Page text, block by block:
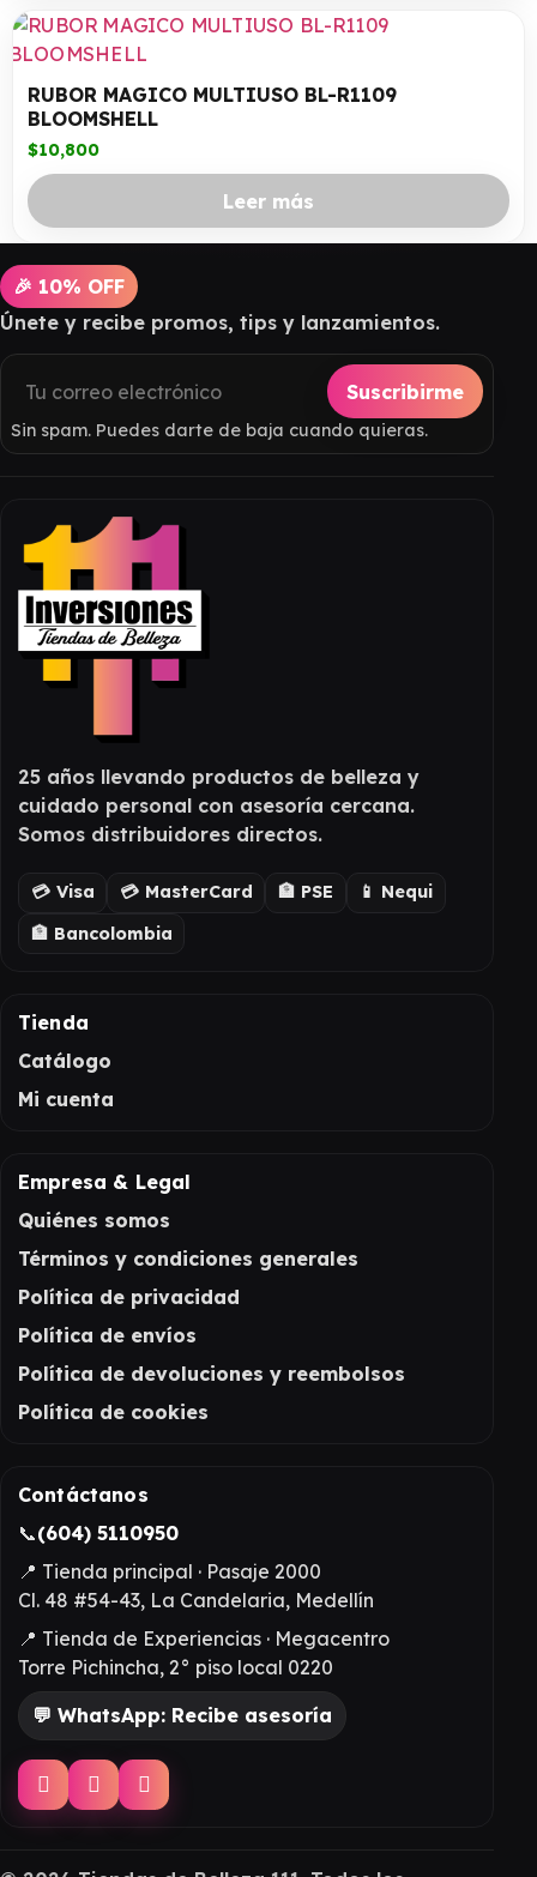
RUBOR MAGICO MULTIUSO BL-R1109
BLOOMSHELL
$10,800
Leer más
🎉 10% OFF
Únete y recibe promos, tips y lanzamientos.
Suscribirme
Sin spam. Puedes darte de baja cuando quieras.
25 años llevando productos de belleza y
cuidado personal con asesoría cercana.
Somos distribuidores directos.
💳 Visa 💳 MasterCard 🏦 PSE
📱 Nequi
🏦 Bancolombia
Tienda
Catálogo
Mi cuenta
Empresa & Legal
Quiénes somos
Términos y condiciones generales
Política de privacidad
Política de envíos
Política de devoluciones y reembolsos
Política de cookies
Contáctanos
📞(604) 5110950
📍 Tienda principal · Pasaje 2000
Cl. 48 #54-43, La Candelaria, Medellín
📍 Tienda de Experiencias · Megacentro
Torre Pichincha, 2° piso local 0220
💬 WhatsApp: Recibe asesoría